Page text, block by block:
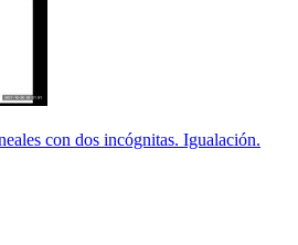
con dos incógnitas. Igualación.